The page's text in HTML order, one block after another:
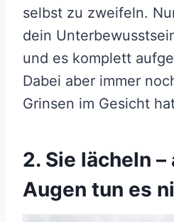
selbst zu zweifeln.
dein
und es komplett
Dabei aber immer
Grinsen im Gesicht
2. Sie lächeln –
Augen tun es